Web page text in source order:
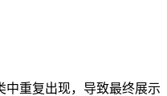
中重复出现，导致最终展示